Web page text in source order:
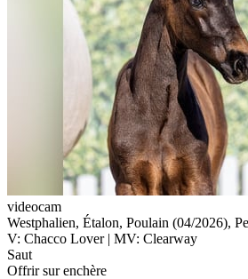
videocam
Westphalien, Étalon, Poulain (04/2026),
V: Chacco Lover | MV: Clearway
Saut
Offrir sur enchère